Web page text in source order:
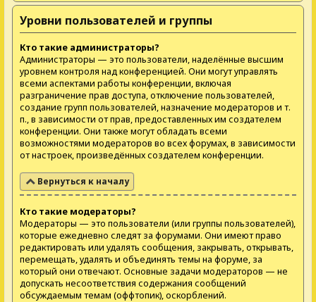
Уровни пользователей и группы
Кто такие администраторы?
Администраторы — это пользователи, наделённые высшим
уровнем контроля над конференцией. Они могут управлять
всеми аспектами работы конференции, включая
разграничение прав доступа, отключение пользователей,
создание групп пользователей, назначение модераторов и т.
п., в зависимости от прав, предоставленных им создателем
конференции. Они также могут обладать всеми
возможностями модераторов во всех форумах, в зависимости
от настроек, произведённых создателем конференции.
Вернуться к началу
Кто такие модераторы?
Модераторы — это пользователи (или группы пользователей),
которые ежедневно следят за форумами. Они имеют право
редактировать или удалять сообщения, закрывать, открывать,
перемещать, удалять и объединять темы на форуме, за
который они отвечают. Основные задачи модераторов — не
допускать несоответствия содержания сообщений
обсуждаемым темам (оффтопик), оскорблений.